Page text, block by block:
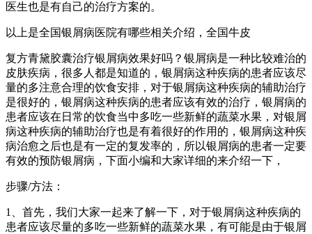
医生也是有自己的治疗方案的。
以上是全国银屑病医院有哪些相关介绍，全国牛皮
复方青黛胶囊治疗银屑病效果好吗？银屑病是一种比较难治的
皮肤疾病，很多人都是知道的，银屑病这种疾病的患者应该尽
量的多注意合理的饮食安排，对于银屑病这种疾病的辅助治疗
是很好的，银屑病这种疾病的患者应该有效的治疗，银屑病的
患者应该在日常的饮食当中多吃一些新鲜的蔬菜水果，对银屑
病这种疾病的辅助治疗也是有着很好的作用的，银屑病这种疾
病治愈之后也是有一定的复发率的，所以银屑病的患者一定要
有效的预防银屑病，下面小编和大家详细的来介绍一下，
步骤/方法：
1、首先，我们大家一起来了解一下，对于银屑病这种疾病的
患者应该尽量的多吃一些新鲜的蔬菜水果，有可能是由于银屑